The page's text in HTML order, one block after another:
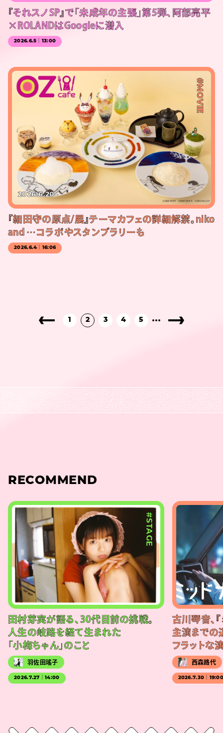
『それスノSP』で「未成年の主張」第5弾、阿部亮平
×ROLANDはGoogleに潜入
2026.6.5｜13:00
#MOVIE
2026.6.20
『細田守の原点/展』テーマカフェの詳細解禁。niko
and …コラボやスタンプラリーも
2026.6.4｜16:06
1 2 3 4 5
RECOMMEND
#STAGE
田村芽実が語る、30代目前の挑戦。
人生の岐路を経て生まれた
「小梅ちゃん」のこと
羽佐田瑤子
2026.7.27｜14:00
古川琴音、
主演までの
フラットな
西森路代
2026.7.30｜